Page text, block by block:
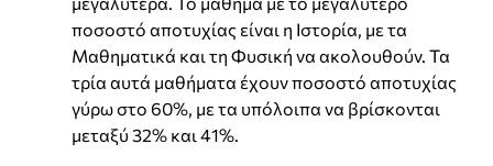
ποσοστό αποτυχίας είναι η Ιστορία, με τα
Μαθηματικά και τη Φυσική να ακολουθούν. Τα
τρία αυτά μαθήματα έχουν ποσοστό αποτυχίας
γύρω στο 60%, με τα υπόλοιπα να βρίσκονται
μεταξύ 32% και 41%.